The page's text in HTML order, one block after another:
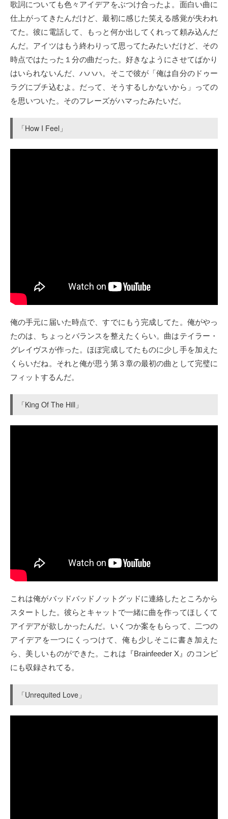
歌詞についても色々アイデアをぶつけ合ったよ。面白い曲に
仕上がってきたんだけど、最初に感じた笑える感覚が失われ
てた。彼に電話して、もっと何か出してくれって頼み込んだ
んだ。アイツはもう終わりって思ってたみたいだけど、その
時点ではたった１分の曲だった。好きなようにさせてばかり
はいられないんだ、ハハハ。そこで彼が「俺は自分のドゥー
ラグにブチ込むよ。だって、そうするしかないから」っての
を思いついた。そのフレーズがハマったみたいだ。
「How I Feel」
俺の手元に届いた時点で、すでにもう完成してた。俺がやっ
たのは、ちょっとバランスを整えたくらい。曲はテイラー・
グレイヴスが作った。ほぼ完成してたものに少し手を加えた
くらいだね。それと俺が思う第３章の最初の曲として完璧に
フィットするんだ。
「King Of The Hill」
これは俺がバッドバッドノットグッドに連絡したところから
スタートした。彼らとキャットで一緒に曲を作ってほしくて
アイデアが欲しかったんだ。いくつか案をもらって、二つの
アイデアを一つにくっつけて、俺も少しそこに書き加えた
ら、美しいものができた。これは『Brainfeeder X』のコンピ
にも収録されてる。
「Unrequited Love」